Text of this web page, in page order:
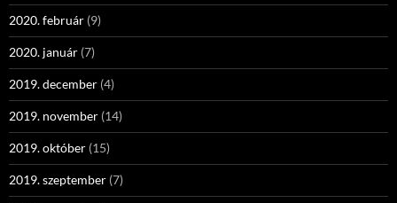
2020. február (9)
2020. január (7)
2019. december (4)
2019. november (14)
2019. október (15)
2019. szeptember (7)